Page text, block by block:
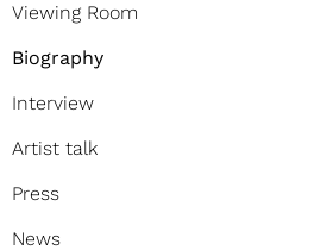
Viewing Room
Biography
Interview
Artist talk
Press
News